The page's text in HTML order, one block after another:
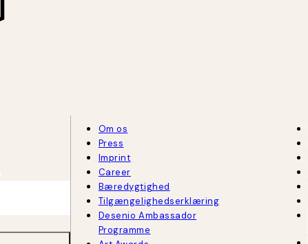
Om os
Press
Imprint
Career
Bæredygtighed
Tilgængelighedserklæring
Desenio Ambassador
Programme